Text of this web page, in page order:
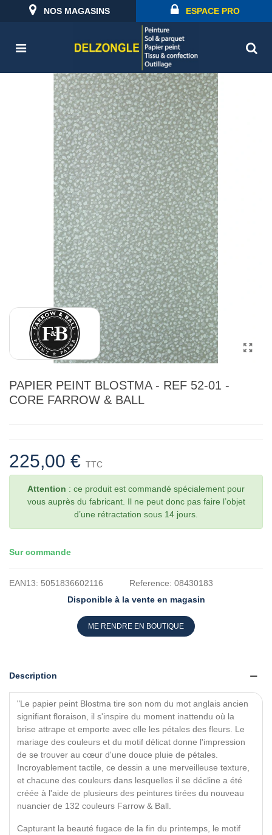
NOS MAGASINS ESPACE PRO
PAPIER PEINT BLOSTMA - REF 52-01 -
CORE FARROW & BALL
225,00 € TTC
Attention : ce produit est commandé spécialement pour
vous auprès du fabricant. Il ne peut donc pas faire l’objet
d’une rétractation sous 14 jours.
Sur commande
EAN13: 5051836602116 Reference: 08430183
Disponible à la vente en magasin
ME RENDRE EN BOUTIQUE
Description
"Le papier peint Blostma tire son nom du mot anglais ancien
signifiant floraison, il s'inspire du moment inattendu où la
brise attrape et emporte avec elle les pétales des fleurs. Le
mariage des couleurs et du motif délicat donne l'impression
de se trouver au cœur d'une douce pluie de pétales.
Incroyablement tactile, ce dessin a une merveilleuse texture,
et chacune des couleurs dans lesquelles il se décline a été
créée à l'aide de plusieurs des peintures tirées du nouveau
nuancier de 132 couleurs Farrow & Ball.
Capturant la beauté fugace de la fin du printemps, le motif